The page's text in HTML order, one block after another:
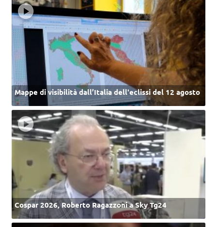
Mappe di visibilità dall’Italia dell'eclissi del 12 agosto
Cospar 2026, Roberto Ragazzoni a Sky Tg24